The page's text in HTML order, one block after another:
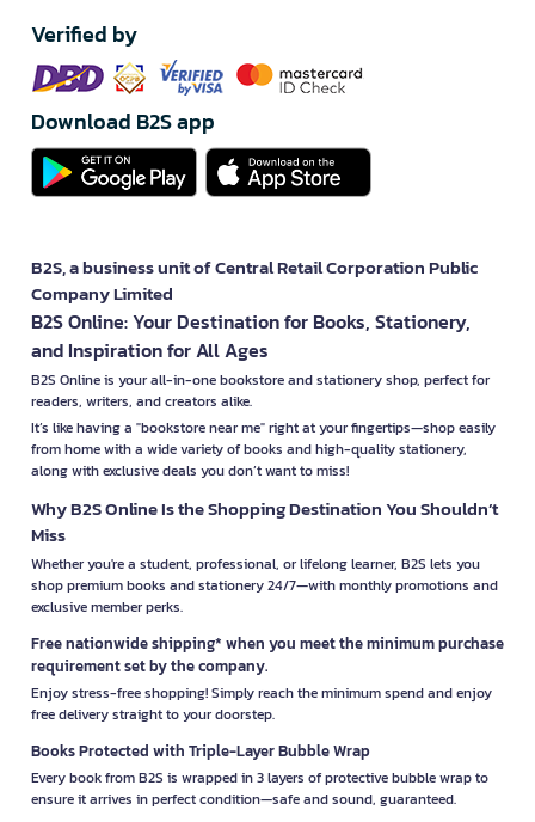
Verified by
Download B2S app
B2S, a business unit of Central Retail Corporation Public
Company Limited
B2S Online: Your Destination for Books, Stationery,
and Inspiration for All Ages
B2S Online is your all-in-one bookstore and stationery shop, perfect for
readers, writers, and creators alike.
It’s like having a "bookstore near me" right at your fingertips—shop easily
from home with a wide variety of books and high-quality stationery,
along with exclusive deals you don’t want to miss!
Why B2S Online Is the Shopping Destination You Shouldn’t
Miss
Whether you're a student, professional, or lifelong learner, B2S lets you
shop premium books and stationery 24/7—with monthly promotions and
exclusive member perks.
Free nationwide shipping* when you meet the minimum purchase
requirement set by the company.
Enjoy stress-free shopping! Simply reach the minimum spend and enjoy
free delivery straight to your doorstep.
Books Protected with Triple-Layer Bubble Wrap
Every book from B2S is wrapped in 3 layers of protective bubble wrap to
ensure it arrives in perfect condition—safe and sound, guaranteed.